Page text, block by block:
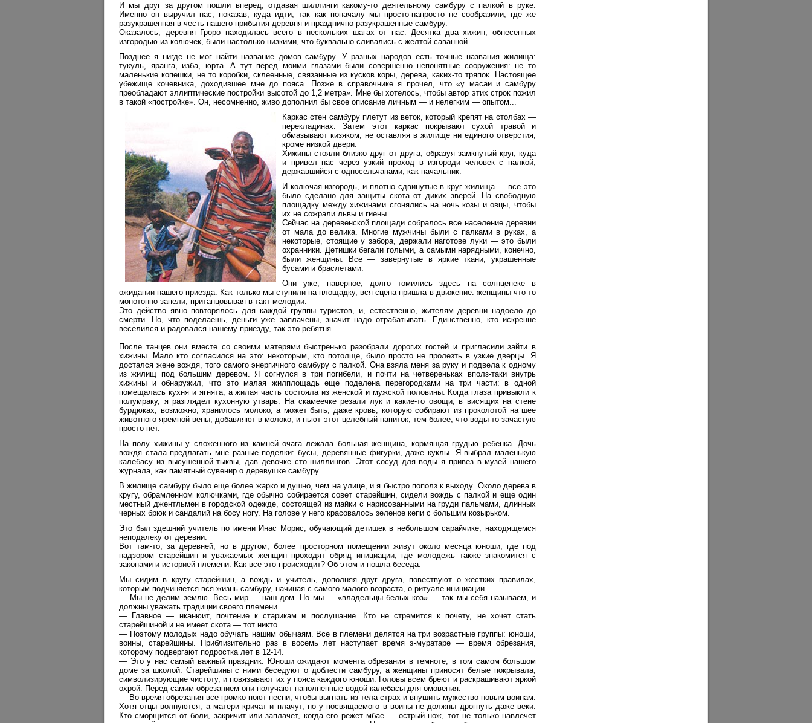
И мы друг за другом пошли вперед, отдавая шиллинги какому-то деятельному самбуру с палкой в руке.
Именно он выручил нас, показав, куда идти, так как поначалу мы просто-напросто не сообразили, где же
разукрашенная в честь нашего прибытия деревня и празднично разукрашенные самбуру.
Оказалось, деревня Гроро находилась всего в нескольких шагах от нас. Десятка два хижин, обнесенных
изгородью из колючек, были настолько низкими, что буквально сливались с желтой саванной.
Позднее я нигде не мог найти название домов самбуру. У разных народов есть точные названия жилища:
тукуль, яранга, изба, юрта. А тут перед моими глазами были совершенно непонятные сооружения: не то
маленькие копешки, не то коробки, склеенные, связанные из кусков коры, дерева, каких-то тряпок. Настоящее
убежище кочевника, доходившее мне до пояса. Позже в справочнике я прочел, что «у масаи и самбуру
преобладают эллиптические постройки высотой до 1,2 метра». Мне бы хотелось, чтобы автор этих строк пожил
в такой «постройке». Он, несомненно, живо дополнил бы свое описание личным — и нелегким — опытом...
Каркас стен самбуру плетут из веток, который крепят на столбах —
перекладинах. Затем этот каркас покрывают сухой травой и
обмазывают кизяком, не оставляя в жилище ни единого отверстия,
кроме низкой двери.
Хижины стояли близко друг от друга, образуя замкнутый круг, куда
и привел нас через узкий проход в изгороди человек с палкой,
державшийся с односельчанами, как начальник.
И колючая изгородь, и плотно сдвинутые в круг жилища — все это
было сделано для защиты скота от диких зверей. На свободную
площадку между хижинами сгонялись на ночь козы и овцы, чтобы
их не сожрали львы и гиены.
Сейчас на деревенской площади собралось все население деревни
от мала до велика. Многие мужчины были с палками в руках, а
некоторые, стоящие у забора, держали наготове луки — это были
охранники. Детишки бегали голыми, а самыми нарядными, конечно,
были женщины. Все — завернутые в яркие ткани, украшенные
бусами и браслетами.
Они уже, наверное, долго томились здесь на солнцепеке в
ожидании нашего приезда. Как только мы ступили на площадку, вся сцена пришла в движение: женщины что-то
монотонно запели, пританцовывая в такт мелодии.
Это действо явно повторялось для каждой группы туристов, и, естественно, жителям деревни надоело до
смерти. Но, что поделаешь, деньги уже заплачены, значит надо отрабатывать. Единственно, кто искренне
веселился и радовался нашему приезду, так это ребятня.
После танцев они вместе со своими матерями быстренько разобрали дорогих гостей и пригласили зайти в
хижины. Мало кто согласился на это: некоторым, кто потолще, было просто не пролезть в узкие дверцы. Я
достался жене вождя, того самого энергичного самбуру с палкой. Она взяла меня за руку и подвела к одному
из жилищ под большим деревом. Я согнулся в три погибели, и почти на четвереньках вполз-таки внутрь
хижины и обнаружил, что это малая жилплощадь еще поделена перегородками на три части: в одной
помещалась кухня и ягнята, а жилая часть состояла из женской и мужской половины. Когда глаза привыкли к
полумраку, я разглядел кухонную утварь. На скамеечке резали лук и какие-то овощи, в висящих на стене
бурдюках, возможно, хранилось молоко, а может быть, даже кровь, которую собирают из проколотой на шее
животного яремной вены, добавляют в молоко, и пьют этот целебный напиток, тем более, что воды-то зачастую
просто нет.
На полу хижины у сложенного из камней очага лежала больная женщина, кормящая грудью ребенка. Дочь
вождя стала предлагать мне разные поделки: бусы, деревянные фигурки, даже куклы. Я выбрал маленькую
калебасу из высушенной тыквы, дав девочке сто шиллингов. Этот сосуд для воды я привез в музей нашего
журнала, как памятный сувенир о деревушке самбуру.
В жилище самбуру было еще более жарко и душно, чем на улице, и я быстро пополз к выходу. Около дерева в
кругу, обрамленном колючками, где обычно собирается совет старейшин, сидели вождь с палкой и еще один
местный джентльмен в городской одежде, состоящей из майки с нарисованными на груди пальмами, длинных
черных брюк и сандалий на босу ногу. На голове у него красовалось зеленое кепи с большим козырьком.
Это был здешний учитель по имени Инас Морис, обучающий детишек в небольшом сарайчике, находящемся
неподалеку от деревни.
Вот там-то, за деревней, но в другом, более просторном помещении живут около месяца юноши, где под
надзором старейшин и уважаемых женщин проходят обряд инициации, где молодежь также знакомится с
законами и историей племени. Как все это происходит? Об этом и пошла беседа.
Мы сидим в кругу старейшин, а вождь и учитель, дополняя друг друга, повествуют о жестких правилах,
которым подчиняется вся жизнь самбуру, начиная с самого малого возраста, о ритуале инициации.
— Мы не делим землю. Весь мир — наш дом. Но мы — «владельцы белых коз» — так мы себя называем, и
должны уважать традиции своего племени.
— Главное — нканюит, почтение к старикам и послушание. Кто не стремится к почету, не хочет стать
старейшиной и не имеет скота — тот никто.
— Поэтому молодых надо обучать нашим обычаям. Все в племени делятся на три возрастные группы: юноши,
воины, старейшины. Приблизительно раз в восемь лет наступает время э-муратаре — время обрезания,
которому подвергают подростка лет в 12-14.
— Это у нас самый важный праздник. Юноши ожидают момента обрезания в темноте, в том самом большом
доме за школой. Старейшины с ними беседуют о доблести самбуру, а женщины приносят белые покрывала,
символизирующие чистоту, и повязывают их у пояса каждого юноши. Головы всем бреют и раскрашивают яркой
охрой. Перед самим обрезанием они получают наполненные водой калебасы для омовения.
— Во время обрезания все громко поют песни, чтобы выгнать из тела страх и внушить мужество новым воинам.
Хотя отцы волнуются, а матери кричат и плачут, но у посвящаемого в воины не должны дрогнуть даже веки.
Кто сморщится от боли, закричит или заплачет, когда его режет мбае — острый нож, тот не только навлечет